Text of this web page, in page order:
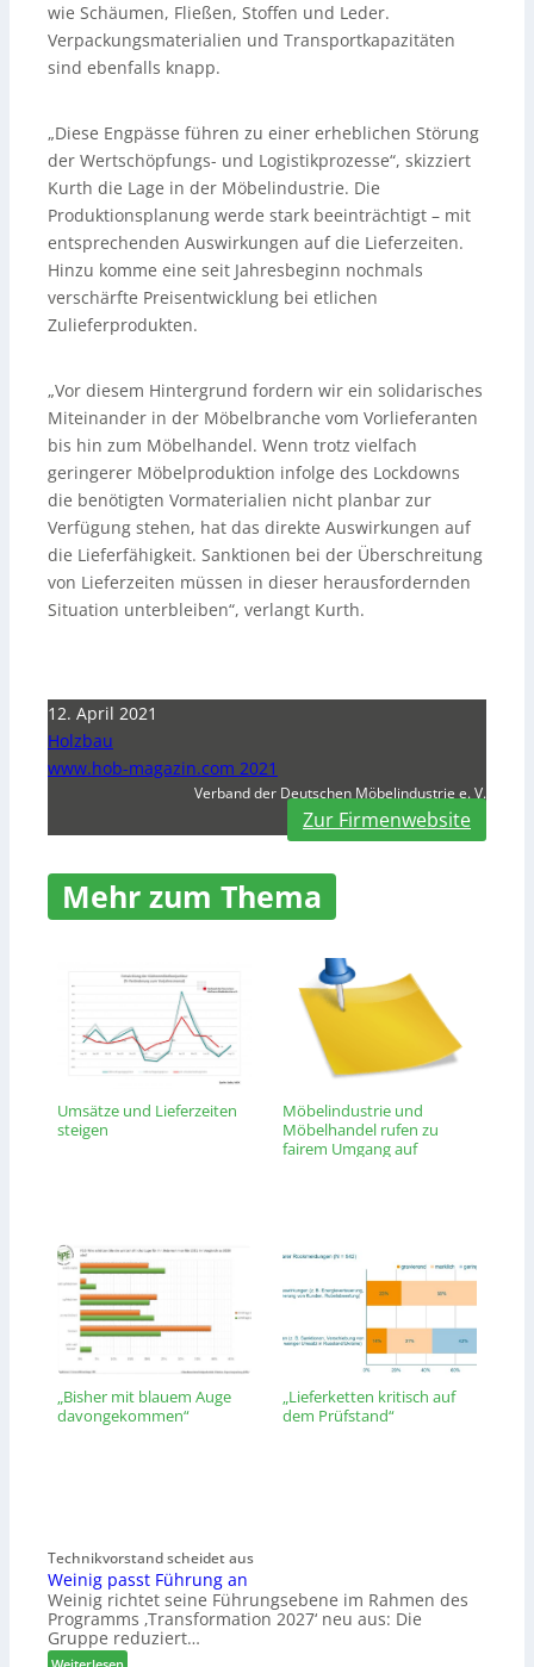
wie Schäumen, Fließen, Stoffen und Leder.
Verpackungsmaterialien und Transportkapazitäten
sind ebenfalls knapp.
„Diese Engpässe führen zu einer erheblichen Störung
der Wertschöpfungs- und Logistikprozesse“, skizziert
Kurth die Lage in der Möbelindustrie. Die
Produktionsplanung werde stark beeinträchtigt – mit
entsprechenden Auswirkungen auf die Lieferzeiten.
Hinzu komme eine seit Jahresbeginn nochmals
verschärfte Preisentwicklung bei etlichen
Zulieferprodukten.
„Vor diesem Hintergrund fordern wir ein solidarisches
Miteinander in der Möbelbranche vom Vorlieferanten
bis hin zum Möbelhandel. Wenn trotz vielfach
geringerer Möbelproduktion infolge des Lockdowns
die benötigten Vormaterialien nicht planbar zur
Verfügung stehen, hat das direkte Auswirkungen auf
die Lieferfähigkeit. Sanktionen bei der Überschreitung
von Lieferzeiten müssen in dieser herausfordernden
Situation unterbleiben“, verlangt Kurth.
12. April 2021
Holzbau
www.hob-magazin.com 2021
Verband der Deutschen Möbelindustrie e. V.
Zur Firmenwebsite
Mehr zum Thema
Umsätze und Lieferzeiten
steigen
Möbelindustrie und
Möbelhandel rufen zu
fairem Umgang auf
„Bisher mit blauem Auge
davongekommen“
„Lieferketten kritisch auf
dem Prüfstand“
Technikvorstand scheidet aus
Weinig passt Führung an
Weinig richtet seine Führungsebene im Rahmen des
Programms ‚Transformation 2027‘ neu aus: Die
Gruppe reduziert…
: